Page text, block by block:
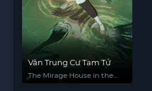
Vân Trung Cư Tam Tử
The Mirage House in the